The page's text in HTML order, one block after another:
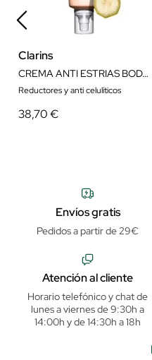
Clarins
CREMA ANTI ESTRIAS BODY PARTNER
Reductores y anti celulíticos
38,70 €
Envíos gratis
Pedidos a partir de 29€
Atención al cliente
Horario telefónico y chat de
lunes a viernes de 9:30h a
14:00h y de 14:30h a 18h